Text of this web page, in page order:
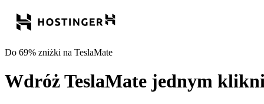
Do 69% zniżki na TeslaMate
Wdróż TeslaMate jednym